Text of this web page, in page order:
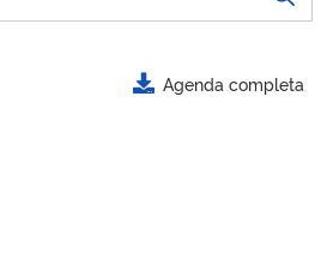
Agenda completa